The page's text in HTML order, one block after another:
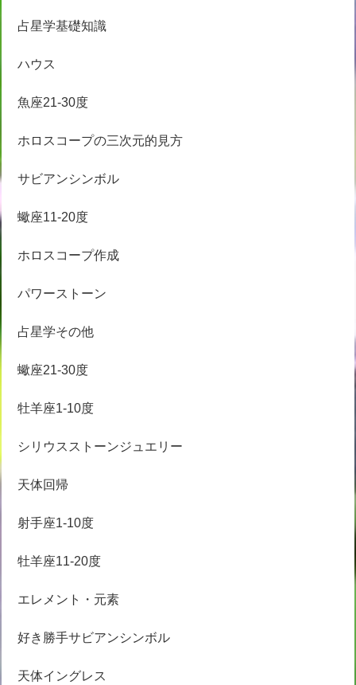
占星学基礎知識
ハウス
魚座21-30度
ホロスコープの三次元的見方
サビアンシンボル
蠍座11-20度
ホロスコープ作成
パワーストーン
占星学その他
蠍座21-30度
牡羊座1-10度
シリウスストーンジュエリー
天体回帰
射手座1-10度
牡羊座11-20度
エレメント・元素
好き勝手サビアンシンボル
天体イングレス